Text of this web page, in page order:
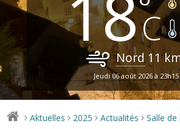
Nord 11
Jeudi 06 août 2026 à 23h15
> Aktuelles > 2025 > Actualités > Salle de